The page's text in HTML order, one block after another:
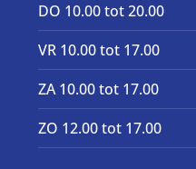
DO 10.00 tot 20.00
VR 10.00 tot 17.00
ZA 10.00 tot 17.00
ZO 12.00 tot 17.00